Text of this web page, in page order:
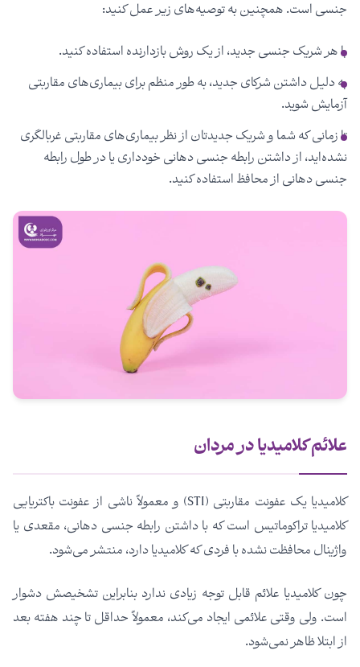
جنسی است. همچنین به توصیه‌های زیر عمل کنید:
با هر شریک جنسی جدید، از یک روش بازدارنده استفاده کنید.
به دلیل داشتن شرکای جدید، به طور منظم برای بیماری‌های مقاربتی
آزمایش شوید.
تا زمانی که شما و شریک جدیدتان از نظر بیماری‌های مقاربتی غربالگری
نشده‌اید، از داشتن رابطه جنسی دهانی خودداری یا در طول رابطه
جنسی دهانی از محافظ استفاده کنید.
علائم کلامیدیا در مردان
کلامیدیا یک عفونت مقاربتی (STI) و معمولاً ناشی از عفونت باکتریایی
کلامیدیا تراکوماتیس است که با داشتن رابطه جنسی دهانی، مقعدی یا
واژینال محافظت نشده با فردی که کلامیدیا دارد، منتشر می‌شود.
چون کلامیدیا علائم قابل توجه زیادی ندارد بنابراین تشخیصش دشوار
است. ولی وقتی علائمی ایجاد می‌کند، معمولاً حداقل تا چند هفته بعد
از ابتلا ظاهر نمی‌شود.